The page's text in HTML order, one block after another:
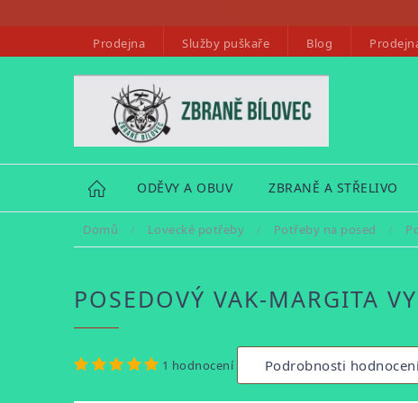
Prodejna Služby puškaře Blog
HOME ODĚVY A OBUV ZBRANĚ A STŘELIVO
Domů / Lovecké potřeby / Potřeby na posed /
POSEDOVÝ VAK-MARGITA
hodnocení
1 hodnocení Podrobnosti